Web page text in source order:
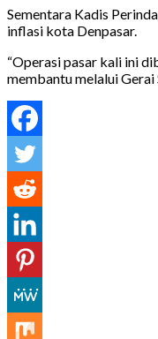
Sementara Kadis
inflasi kota Denpasar.
“Operasi pasar kali ini
membantu melalui